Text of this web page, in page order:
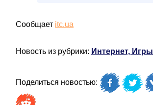
Сообщает itc.ua
Новость из рубрики: Интернет, Игры
Поделиться новостью: